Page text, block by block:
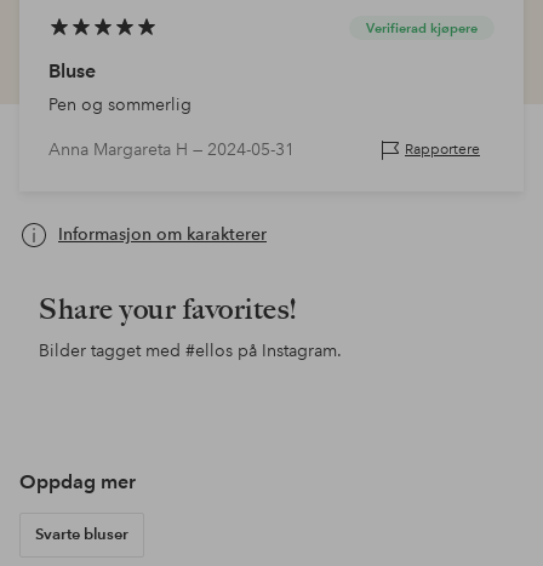
Verifierad kjøpere
Bluse
Pen og sommerlig
Anna Margareta H — 2024-05-31 Rapportere
Informasjon om karakterer
Share your favorites!
Bilder tagget med #ellos på Instagram.
Oppdag mer
Svarte bluser